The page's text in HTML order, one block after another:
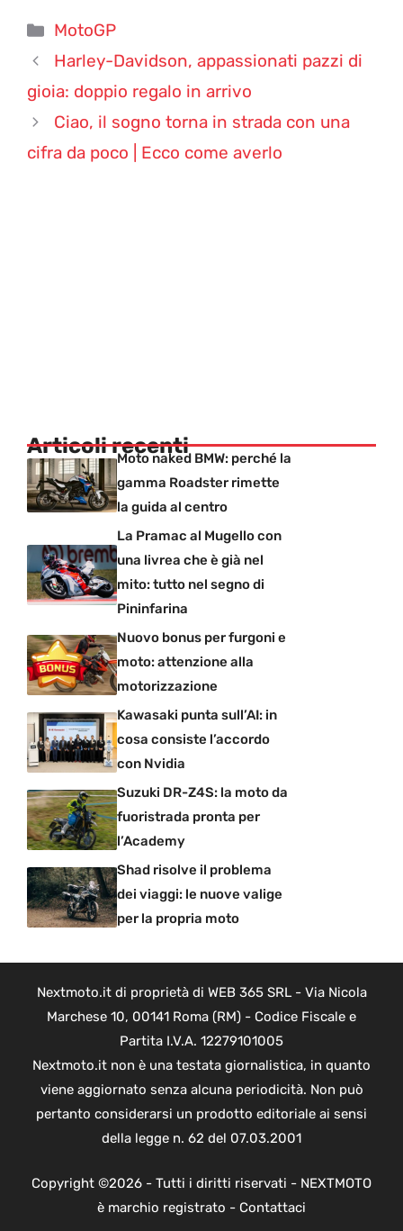
Categorie
MotoGP
Harley-Davidson, appassionati pazzi di
gioia: doppio regalo in arrivo
Ciao, il sogno torna in strada con una
cifra da poco | Ecco come averlo
Articoli recentiMoto naked BMW: perché la
gamma Roadster rimette
la guida al centro
La Pramac al Mugello con
una livrea che è già nel
mito: tutto nel segno di
Pininfarina
Nuovo bonus per furgoni e
moto: attenzione alla
motorizzazione
Kawasaki punta sull’AI: in
cosa consiste l’accordo
con Nvidia
Suzuki DR-Z4S: la moto da
fuoristrada pronta per
l’Academy
Shad risolve il problema
dei viaggi: le nuove valige
per la propria moto
Nextmoto.it di proprietà di WEB 365 SRL - Via Nicola
Marchese 10, 00141 Roma (RM) - Codice Fiscale e
Partita I.V.A. 12279101005
Nextmoto.it non è una testata giornalistica, in quanto
viene aggiornato senza alcuna periodicità. Non può
pertanto considerarsi un prodotto editoriale ai sensi
della legge n. 62 del 07.03.2001
Copyright ©2026 - Tutti i diritti riservati - NEXTMOTO
è marchio registrato - Contattaci